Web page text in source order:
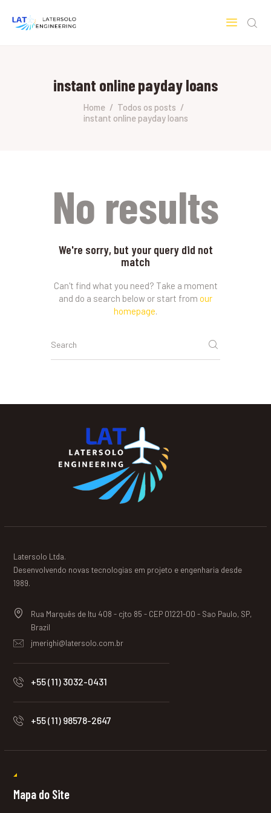
instant online payday loans
Home
Todos os posts
instant online payday loans
HOME
SOBRE A LATERSOLO
ENGINEERING
No results
We're sorry, but your query did not
match
Can't find what you need? Take a moment
and do a search below or start from our
homepage.
Latersolo Ltda.
Desenvolvendo novas tecnologias em projeto e engenharia desde
1989.
Rua Marquês de Itu 408 - cjto 85 - CEP 01221-00 - Sao Paulo, SP,
Brazil
jmerighi@latersolo.com.br
+55 (11) 3032-0431
+55 (11) 98578-2647
Mapa do Site